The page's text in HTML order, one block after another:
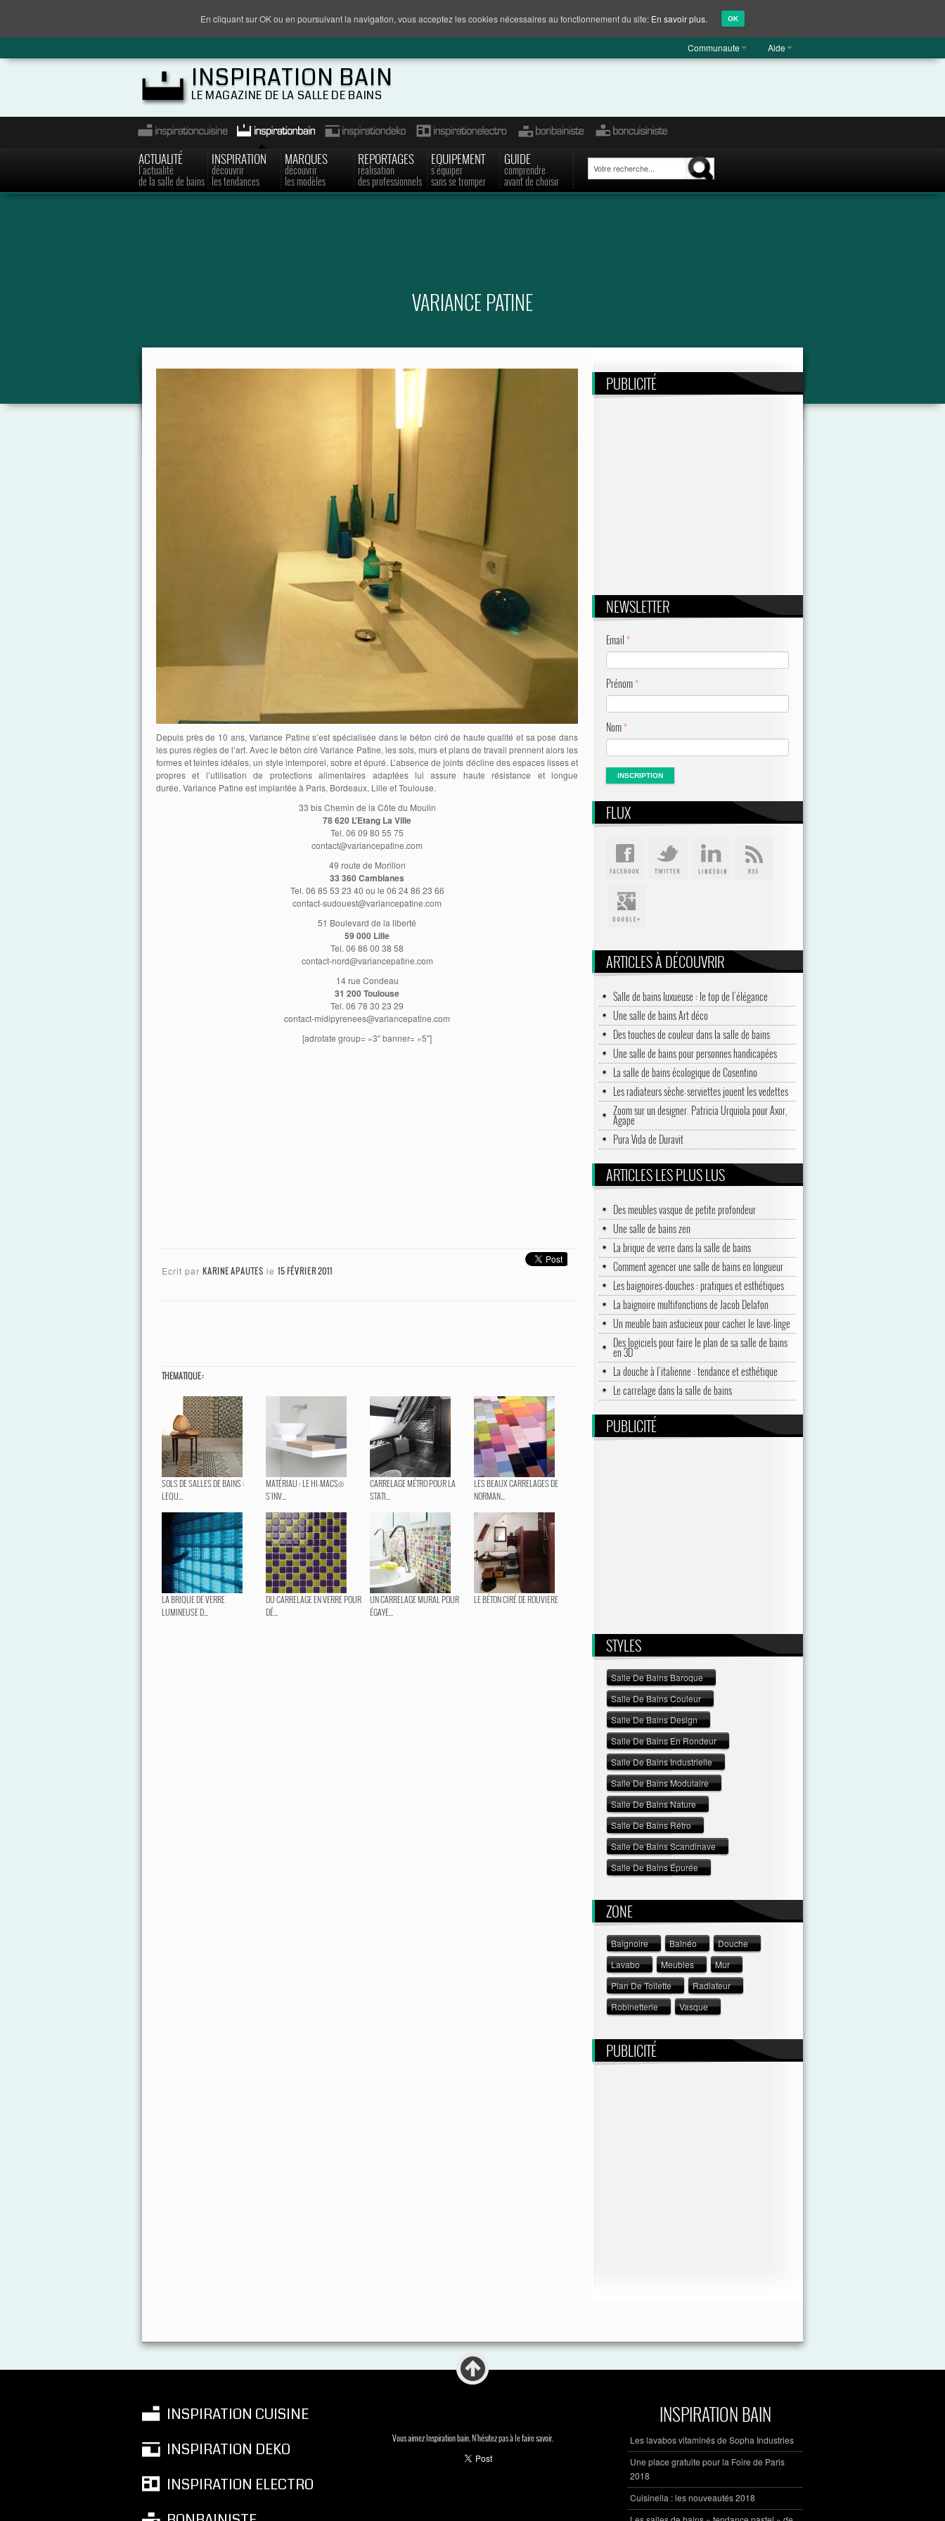
Communaute Aide
INSPIRATION BAIN
LE MAGAZINE DE LA SALLE DE BAINS
ACTUALITÉ
l'actualité
de la salle de bains
INSPIRATION
découvrir
les tendances
MARQUES
découvrir
les modèles
REPORTAGES
réalisation
des professionnels
EQUIPEMENT
s'équiper
sans se tromper
GUIDE
comprendre
avant de choisir
VARIANCE PATINE
Depuis près de 10 ans, Variance Patine s’est spécialisée dans le béton ciré de haute qualité et sa pose dans
les pures règles de l’art. Avec le béton ciré Variance Patine, les sols, murs et plans de travail prennent alors les
formes et teintes idéales, un style intemporel, sobre et épuré. L’absence de joints décline des espaces lisses et
propres et l’utilisation de protections alimentaires adaptées lui assure haute résistance et longue
durée. Variance Patine est implantée à Paris, Bordeaux, Lille et Toulouse.
33 bis Chemin de la Côte du Moulin
78 620 L’Etang La Ville
Tel. 06 09 80 55 75
contact@variancepatine.com
49 route de Morillon
33 360 Camblanes
Tel. 06 85 53 23 40 ou le 06 24 86 23 66
contact-sudouest@variancepatine.com
51 Boulevard de la liberté
59 000 Lille
Tel. 06 86 00 38 58
contact-nord@variancepatine.com
14 rue Condeau
31 200 Toulouse
Tel. 06 78 30 23 29
contact-midipyrenees@variancepatine.com
[adrotate group= »3″ banner= »5″]
Ecrit par KARINE APAUTES le 15 FÉVRIER 2011
THEMATIQUE :
SOLS DE SALLES DE BAINS :
LEQU...
MATÉRIAU : LE HI-MACS®
S'INV...
CARRELAGE MÉTRO POUR LA
STATI...
LES BEAUX CARRELAGES DE
NORMAN...
LA BRIQUE DE VERRE
LUMINEUSE D...
DU CARRELAGE EN VERRE POUR
DÉ...
UN CARRELAGE MURAL POUR
ÉGAYE...
LE BÉTON CIRÉ DE ROUVIERE
PUBLICITÉ
NEWSLETTER
Email*
Prénom*
Nom*
FLUX
ARTICLES À DÉCOUVRIR
Salle de bains luxueuse : le top de l’élégance
Une salle de bains Art déco
Des touches de couleur dans la salle de bains
Une salle de bains pour personnes handicapées
La salle de bains écologique de Cosentino
Les radiateurs sèche-serviettes jouent les vedettes
Zoom sur un designer. Patricia Urquiola pour Axor,
Agape
Pura Vida de Duravit
ARTICLES LES PLUS LUS
Des meubles vasque de petite profondeur
Une salle de bains zen
La brique de verre dans la salle de bains
Comment agencer une salle de bains en longueur
Les baignoires-douches : pratiques et esthétiques
La baignoire multifonctions de Jacob Delafon
Un meuble bain astucieux pour cacher le lave-linge
Des logiciels pour faire le plan de sa salle de bains
en 3D
La douche à l’italienne : tendance et esthétique
Le carrelage dans la salle de bains
PUBLICITÉ
STYLES
Salle De Bains Baroque
Salle De Bains Couleur
Salle De Bains Design
Salle De Bains En Rondeur
Salle De Bains Industrielle
Salle De Bains Modulaire
Salle De Bains Nature
Salle De Bains Rétro
Salle De Bains Scandinave
Salle De Bains Épurée
ZONE
Baignoire Balnéo
Douche
Lavabo
Meubles
Mur
Plan De Toilette
Radiateur
Robinetterie
Vasque
PUBLICITÉ
INSPIRATION CUISINE
INSPIRATION DEKO
INSPIRATION ELECTRO
Vous aimez Inspiration bain. N'hésitez pas à le faire savoir.
INSPIRATION BAIN
Les lavabos vitaminés de Sopha Industries
Une place gratuite pour la Foire de Paris
2018
Cuisinella : les nouveautés 2018
En cliquant sur OK ou en poursuivant la navigation, vous acceptez les cookies nécessaires au fonctionnement du site: En savoir plus. OK